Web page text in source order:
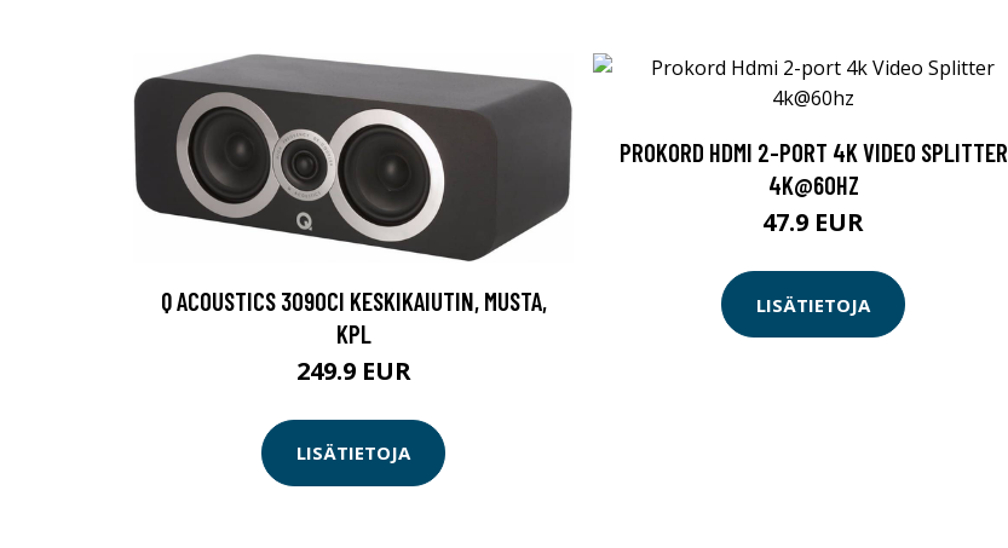
Q ACOUSTICS 3090CI KESKIKAIUTIN, MUSTA,
KPL
249.9 EUR
LISÄTIETOJA
PROKORD HDMI 2-PORT 4K VIDEO SPLITTER
4K@60HZ
47.9 EUR
LISÄTIETOJA